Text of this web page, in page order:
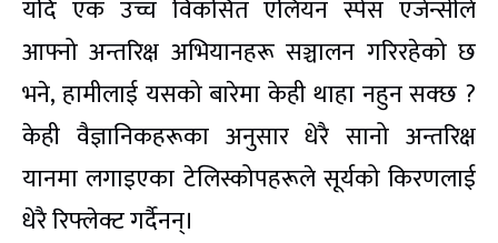
यदि एक उच्च विकसित एलियन स्पेस एजेन्सीले
आफ्नो अन्तरिक्ष अभियानहरू सञ्चालन गरिरहेको छ
भने, हामीलाई यसको बारेमा केही थाहा नहुन सक्छ ?
केही वैज्ञानिकहरूका अनुसार धेरै सानो अन्तरिक्ष
यानमा लगाइएका टेलिस्कोपहरूले सूर्यको किरणलाई
धेरै रिफ्लेक्ट गर्दैनन्।